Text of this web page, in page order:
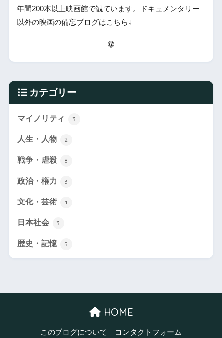
年間200本以上映画館で観ています。ドキュメンタリー
以外の映画の備忘ブログはこちら↓
カテゴリー
マイノリティ 3
人生・人物 2
戦争・虐殺 8
政治・権力 3
文化・芸術 1
日本社会 3
歴史・記憶 5
HOME
このブログについて コンタクトフォーム